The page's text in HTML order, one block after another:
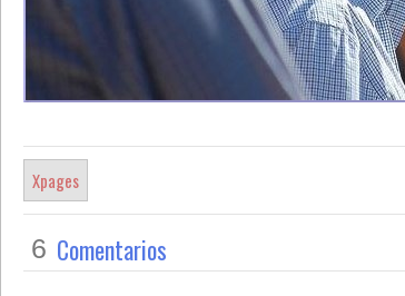
Xpages
6 Comentarios